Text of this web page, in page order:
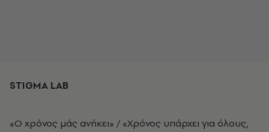
STIGMA LAB
«Ο χρόνος μάς ανήκει» / «Χρόνος υπάρχει για όλους,